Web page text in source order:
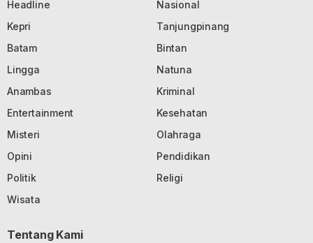
Headline
Nasional
Kepri
Tanjungpinang
Batam
Bintan
Lingga
Natuna
Anambas
Kriminal
Entertainment
Kesehatan
Misteri
Olahraga
Opini
Pendidikan
Politik
Religi
Wisata
Tentang Kami